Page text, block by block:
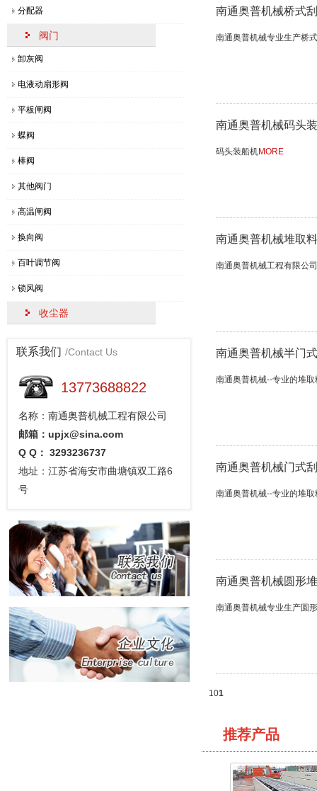
南通奥普机械桥式
南通奥普机械专业生产桥
南通奥普机械码头
码头装船机MORE
南通奥普机械堆取
南通奥普机械工程有限公司
南通奥普机械半门
南通奥普机械--专业的堆
南通奥普机械门式
南通奥普机械--专业的堆
南通奥普机械圆形
南通奥普机械专业生产圆
101
推荐产品
分配器
阀门
卸灰阀
电液动扇形阀
平板闸阀
蝶阀
棒阀
其他阀门
高温闸阀
换向阀
百叶调节阀
锁风阀
收尘器
联系我们 /Contact Us
13773688822
名称：南通奥普机械工程有限公司
邮箱：upjx@sina.com
Q Q： 3293236737
地址：江苏省海安市曲塘镇双工路6
号